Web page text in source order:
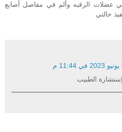
عضلات الرقبه وألم في مفاصل أصابع
حالتي
الطبيب